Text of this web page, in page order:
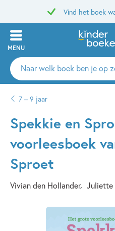
Vind het boek
MENU
Zoeken
naar
auteurs
uitgevers
7 – 9 jaar
Spekkie en
voorleesboek
Sproet
Vivian den Hollander Juliette